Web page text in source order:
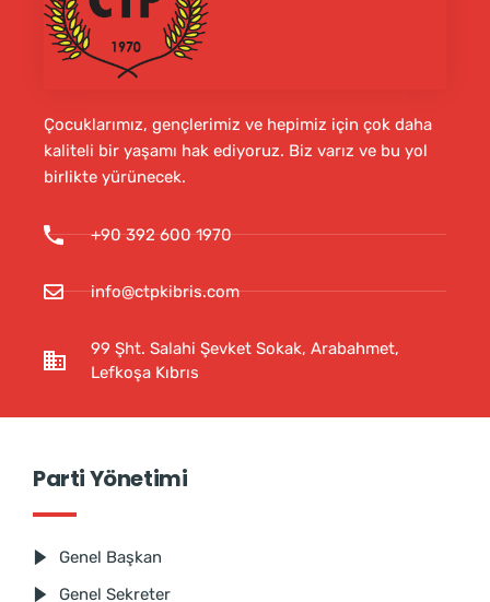
Çocuklarımız, gençlerimiz ve hepimiz için çok daha
kaliteli bir yaşamı hak ediyoruz. Biz varız ve bu yol
birlikte yürünecek.
+90 392 600 1970
info@ctpkibris.com
99 Şht. Salahi Şevket Sokak, Arabahmet,
Lefkoşa Kıbrıs
Parti Yönetimi
Genel Başkan
Genel Sekreter